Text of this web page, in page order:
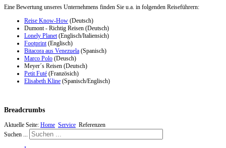
Eine Bewertung unseres Unternehmens finden Sie u.a. in folgenden Reiseführern:
Reise Know-How (Deutsch)
Dumont - Richtig Reisen (Deutsch)
Lonely Planet(Englisch/Italiensich)
Footprint(Englisch)
Bitacora aus Venezuela (Spanisch)
Marco Polo (Deusch)
Meyer´s Reisen (Deutsch)
Petit Futé (Französich)
Elisabeth Kline (Spanisch/Englisch)
Breadcrumbs
Aktuelle Seite: Home Service Referenzen
Suchen ...